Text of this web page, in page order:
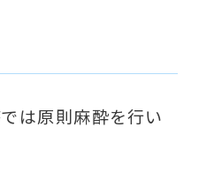
は原則麻酔を行い